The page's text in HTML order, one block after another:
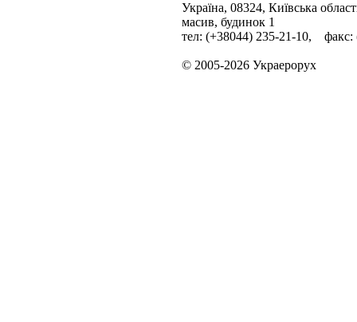
Україна, 08324, Київська
масив, будинок 1
тел: (+38044) 235-21-10, факс:
© 2005-2026 Украерорух